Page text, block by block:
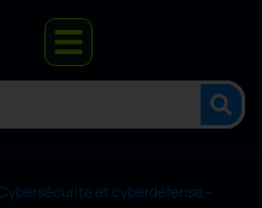
et cyberdéfense